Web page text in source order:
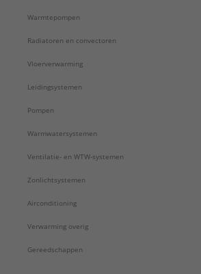
Warmtepompen
Radiatoren en convectoren
Vloerverwarming
Leidingsystemen
Pompen
Warmwatersystemen
Ventilatie- en WTW-systemen
Zonlichtsystemen
Airconditioning
Verwarming overig
Gereedschappen